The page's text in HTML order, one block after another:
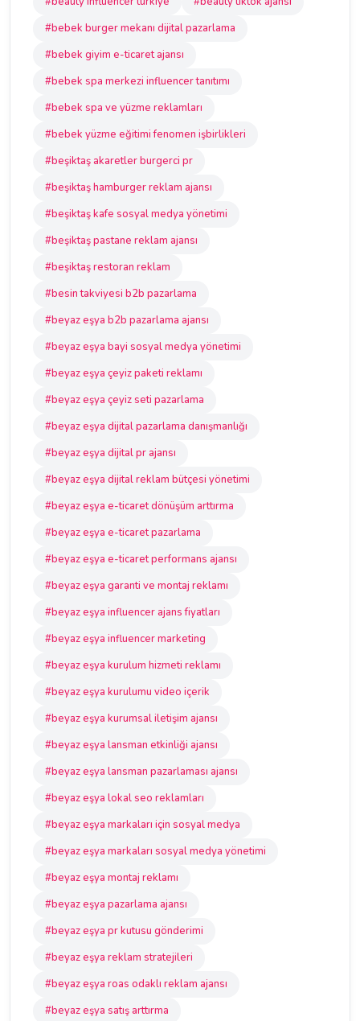
#bebek burger mekanı dijital pazarlama
#bebek giyim e-ticaret ajansı
#bebek spa merkezi influencer tanıtımı
#bebek spa ve yüzme reklamları
#bebek yüzme eğitimi fenomen işbirlikleri
#beşiktaş akaretler burgerci pr
#beşiktaş hamburger reklam ajansı
#beşiktaş kafe sosyal medya yönetimi
#beşiktaş pastane reklam ajansı
#beşiktaş restoran reklam
#besin takviyesi b2b pazarlama
#beyaz eşya b2b pazarlama ajansı
#beyaz eşya bayi sosyal medya yönetimi
#beyaz eşya çeyiz paketi reklamı
#beyaz eşya çeyiz seti pazarlama
#beyaz eşya dijital pazarlama danışmanlığı
#beyaz eşya dijital pr ajansı
#beyaz eşya dijital reklam bütçesi yönetimi
#beyaz eşya e-ticaret dönüşüm arttırma
#beyaz eşya e-ticaret pazarlama
#beyaz eşya e-ticaret performans ajansı
#beyaz eşya garanti ve montaj reklamı
#beyaz eşya influencer ajans fiyatları
#beyaz eşya influencer marketing
#beyaz eşya kurulum hizmeti reklamı
#beyaz eşya kurulumu video içerik
#beyaz eşya kurumsal iletişim ajansı
#beyaz eşya lansman etkinliği ajansı
#beyaz eşya lansman pazarlaması ajansı
#beyaz eşya lokal seo reklamları
#beyaz eşya markaları için sosyal medya
#beyaz eşya markaları sosyal medya yönetimi
#beyaz eşya montaj reklamı
#beyaz eşya pazarlama ajansı
#beyaz eşya pr kutusu gönderimi
#beyaz eşya reklam stratejileri
#beyaz eşya roas odaklı reklam ajansı
#beyaz eşya satış arttırma